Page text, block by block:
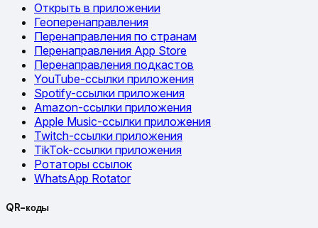
Открыть в приложении
Геоперенаправления
Перенаправления по странам
Перенаправления App Store
Перенаправления подкастов
YouTube-ссылки приложения
Spotify-ссылки приложения
Amazon-ссылки приложения
Apple Music-ссылки приложения
Twitch-ссылки приложения
TikTok-ссылки приложения
Ротаторы ссылок
WhatsApp Rotator
QR-коды